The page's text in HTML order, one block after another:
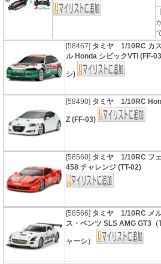
[58467] タミヤ 1/10RC カ
ル Honda シビックVTi (FF-
シ)
[58490] タミヤ 1/10RC
Z (FF-03)
[58560] タミヤ 1/10RC フ
458 チャレンジ (TT-02)
[58566] タミヤ 1/10RC メ
ス・ベンツ SLS AMG GT3（
ャーシ）